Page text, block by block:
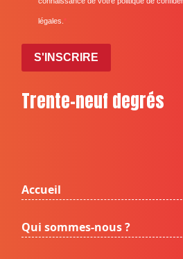
légales.
S'INSCRIRE
Trente-neuf degrés
Accueil
Qui sommes-nous ?